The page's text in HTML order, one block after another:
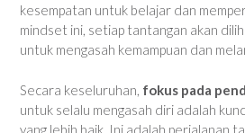
kesempatan untuk belajar dan
mindset ini, setiap tantangan akan
untuk mengasah kemampuan dan
Secara keseluruhan, fokus pada
untuk selalu mengasah diri adalah
yang lebih baik. Ini adalah perjalanan